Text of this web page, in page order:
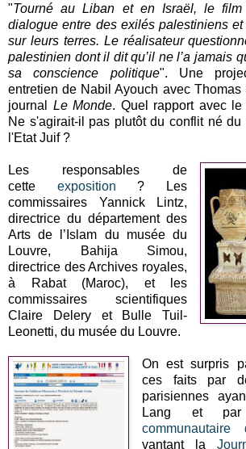
"Tourné au Liban et en Israël, le film
dialogue entre des exilés palestiniens
sur leurs terres. Le réalisateur
palestinien dont il dit qu’il ne l’a jamais
sa conscience politique". Une
entretien de Nabil Ayouch avec Thomas
journal Le Monde. Quel rapport avec
Ne s'agirait-il pas plutôt du conflit né
l'Etat Juif ?
Les responsables de
cette exposition ? Les
commissaires Yannick Lintz,
directrice du département des
Arts de l’Islam du musée du
Louvre, Bahija Simou,
directrice des Archives royales,
à Rabat (Maroc), et les
commissaires scientifiques
Claire Delery et Bulle Tuil-
Leonetti, du musée du Louvre.
On est surpris
ces faits par
parisiennes
Lang et
vantant la